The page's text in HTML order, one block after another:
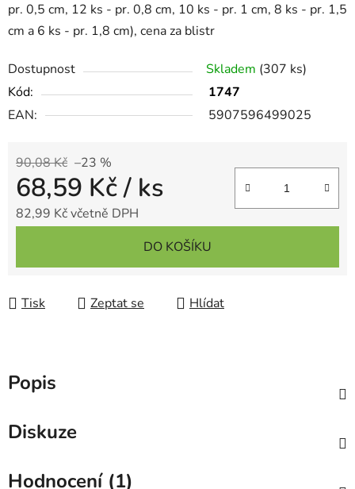
pr. 0,5 cm, 12 ks - pr. 0,8 cm, 10 ks - pr. 1 cm, 8 ks - pr. 1,5
cm a 6 ks - pr. 1,8 cm), cena za blistr
Dostupnost Skladem (307 ks)
Kód:
1747
EAN:
5907596499025
90,08 Kč –23 %
68,59 Kč/ ks
82,99 Kč včetně DPH
DO KOŠÍKU
Tisk Zeptat se Hlídat
Popis
Diskuze
Hodnocení (1)